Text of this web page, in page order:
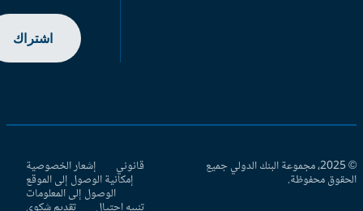
اشتراك
© 2025، مجموعة البنك الدولي جميع
محفوظة.
قانوني إشعار الخصوصية
إمكانية الوصول إلى الموقع
الوصول إلى المعلومات